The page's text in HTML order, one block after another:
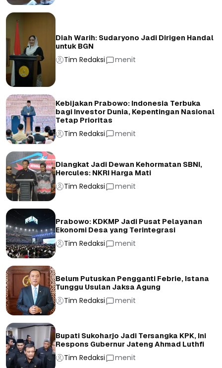
Diah Warih: Sudaryono Jadi Dirigen Handal
untuk BGN
Tim Redaksi menit
Kebijakan Prabowo: Indonesia Terbuka
bagi Investor Dunia, Kepentingan Nasional
Tetap Prioritas
Tim Redaksi menit
Diangkat Jadi Dewan Kehormatan SBNI,
Hercules: NKRI Harga Mati
Tim Redaksi menit
Prabowo: KDKMP Jadi Pusat Pelayanan
Ekonomi Desa yang Terintegrasi
Tim Redaksi menit
Belum Putuskan Pengganti Febrie, Istana
Tunggu Usulan Jaksa Agung
Tim Redaksi menit
Bupati Sukoharjo Jadi Tersangka KPK, Ini
Respons Gubernur Jateng Ahmad Luthfi
Tim Redaksi menit